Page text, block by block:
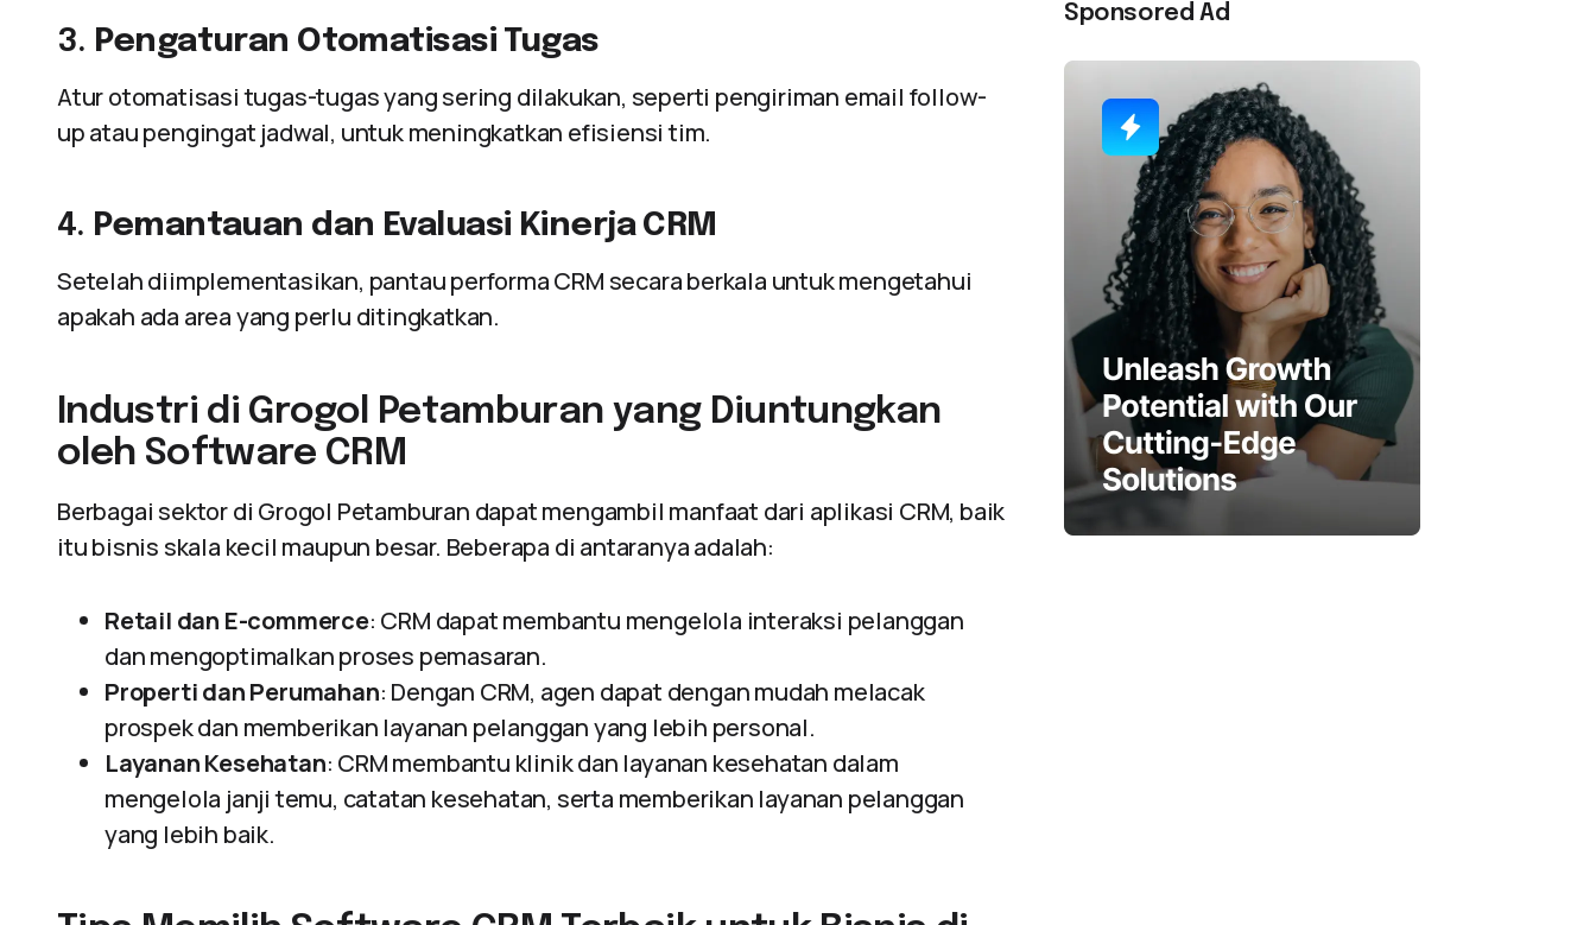
3. Pengaturan Otomatisasi Tugas
Atur otomatisasi tugas-tugas yang sering dilakukan, seperti pengiriman email follow-
up atau pengingat jadwal, untuk meningkatkan efisiensi tim.
4. Pemantauan dan Evaluasi Kinerja CRM
Setelah diimplementasikan, pantau performa CRM secara berkala untuk mengetahui
apakah ada area yang perlu ditingkatkan.
Industri di Grogol Petamburan yang Diuntungkan
oleh Software CRM
Berbagai sektor di Grogol Petamburan dapat mengambil manfaat dari aplikasi CRM, baik
itu bisnis skala kecil maupun besar. Beberapa di antaranya adalah:
Retail dan E-commerce: CRM dapat membantu mengelola interaksi pelanggan
dan mengoptimalkan proses pemasaran.
Properti dan Perumahan: Dengan CRM, agen dapat dengan mudah melacak
prospek dan memberikan layanan pelanggan yang lebih personal.
Layanan Kesehatan: CRM membantu klinik dan layanan kesehatan dalam
mengelola janji temu, catatan kesehatan, serta memberikan layanan pelanggan
yang lebih baik.
Sponsored Ad